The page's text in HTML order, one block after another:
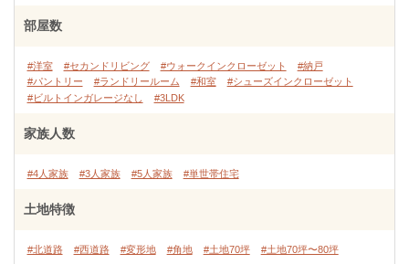
部屋数
#洋室 #セカンドリビング #ウォークインクローゼット
#納戸
#パントリー
#ランドリールーム #和室
#シューズインクローゼット
#ビルトインガレージなし
#3LDK
家族人数
#4人家族 #3人家族 #5人家族 #単世帯住宅
土地特徴
#北道路 #西道路 #変形地 #角地 #土地70坪 #土地70坪〜80坪